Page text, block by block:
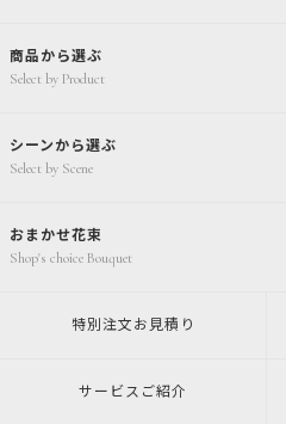
商品から選ぶ
Select by Product
シーンから選ぶ
Select by Scene
おまかせ花束
Shop's choice Bouquet
特別注文 お見積り
サービスご紹介